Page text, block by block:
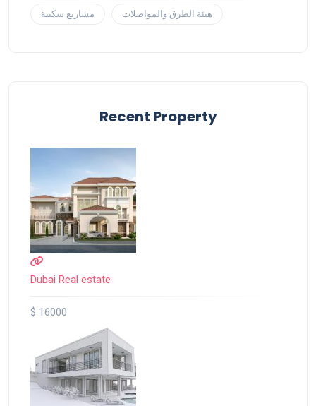
مشاريع سكنية هيئة الطرق والمواصلات
Recent Property
Dubai Real estate
$ 16000